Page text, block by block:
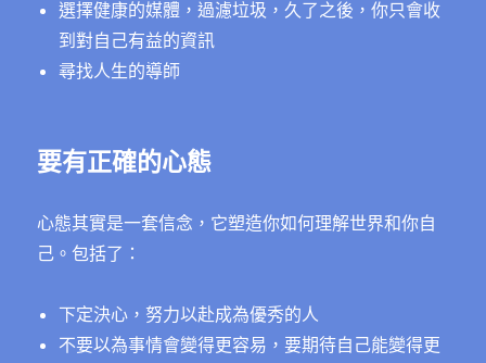
選擇健康的媒體，過濾垃圾，久了之後，你只會收
到對自己有益的資訊
尋找人生的導師
要有正確的心態
心態其實是一套信念，它塑造你如何理解世界和你自
己。包括了：
下定決心，努力以赴成為優秀的人
不要以為事情會變得更容易，要期待自己能變得更